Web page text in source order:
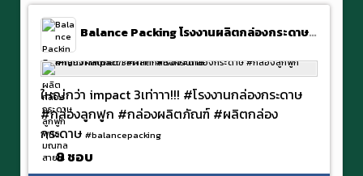
Balance Packing โรงงานผลิตกล่องกระดาษลูกฟูก พุทธมณฑลสาย 4
ใหญ่กว่า impact 3เท่าาา!!! #โรงงานกล่องกระดาษ
#กล่องลูกฟูก #กล่องผลิตภัณฑ์ #ผลิตกล่อง
กระดาษ #balancepacking
8 ชอบ